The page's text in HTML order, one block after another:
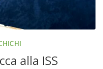
alla ISS